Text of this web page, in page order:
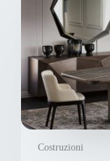
Costruzioni